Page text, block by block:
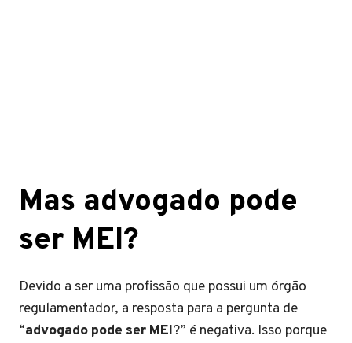
Mas advogado pode
ser MEI?
Devido a ser uma profissão que possui um órgão
regulamentador, a resposta para a pergunta de
“advogado pode ser MEI?” é negativa. Isso porque